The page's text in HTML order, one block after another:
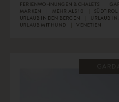
FERIENWOHNUNGEN & CHALETS
MARKEN
MEHR ALS 10 SÜDTIROL
URLAUB IN DEN BERGEN
URLAUB IN
URLAUB MIT HUND
VENETIEN